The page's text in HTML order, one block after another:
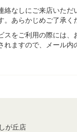
絡なしにご来店いただ
。あらかじめご了承く
スをご利用の際には、
れますので、メール内
が丘店